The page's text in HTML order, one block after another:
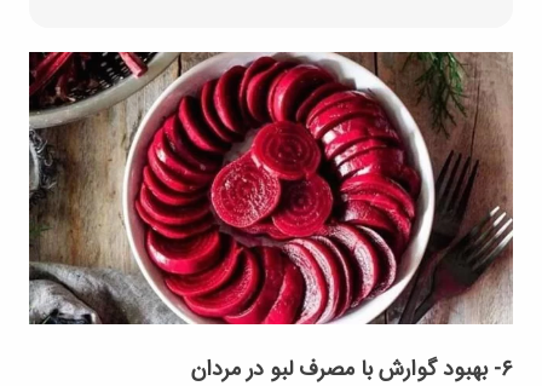
۶- بهبود گوارش با مصرف لبو در مردان